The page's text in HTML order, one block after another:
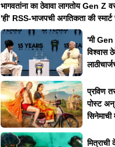
भागवतांना का ठेवावा लागतोय Gen Z
'ही' RSS-भाजपची अगतिकता की
'मी
विश्वास
प्रविण
पोस्ट
सिनेमाची